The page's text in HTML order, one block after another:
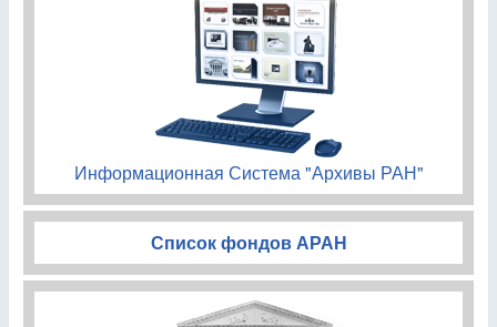
Информационная Система "Архивы РАН"
Список фондов АРАН